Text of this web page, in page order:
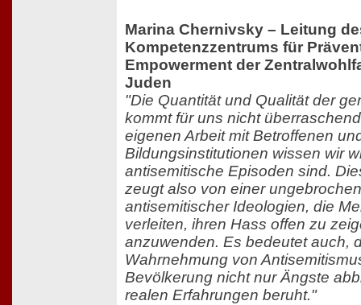
Marina Chernivsky – Leitung
Kompetenzzentrums für
Empowerment der
Juden
"Die Quantität und Qualität der
kommt für uns nicht
eigenen Arbeit mit Betroffenen
Bildungsinstitutionen wissen wir
antisemitische Episoden sind.
zeugt also von einer
antisemitischer Ideologien, die
verleiten, ihren Hass offen zu
anzuwenden. Es bedeutet auch,
Wahrnehmung von
Bevölkerung nicht nur Ängste
realen Erfahrungen beruht."